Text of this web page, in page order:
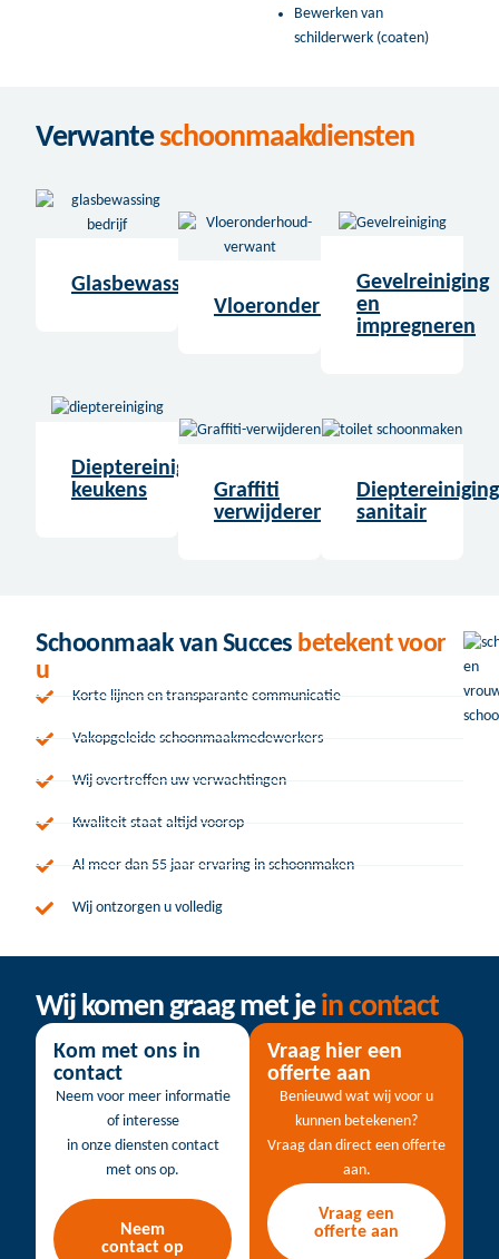
Bewerken van
schilderwerk (coaten)
Verwanteschoonmaakdiensten
Glasbewassing
Vloeronderhoud
Gevelreiniging
en
impregneren
Dieptereiniging
keukens
Graffiti
verwijderen
Dieptereiniging
sanitair
Schoonmaak van Succes betekent voor
u
Korte lijnen en transparante communicatie
Vakopgeleide schoonmaakmedewerkers
Wij overtreffen uw verwachtingen
Kwaliteit staat altijd voorop
Al meer dan 55 jaar ervaring in schoonmaken
Wij ontzorgen u volledig
Wij komen graag met jein contact
Kom met ons in
contact
Neem voor meer informatie
of interesse
in onze diensten contact
met ons op.
Neem
contact op
Vraag hier een
offerte aan
Benieuwd wat wij voor u
kunnen betekenen?
Vraag dan direct een offerte
aan.
Vraag een
offerte aan